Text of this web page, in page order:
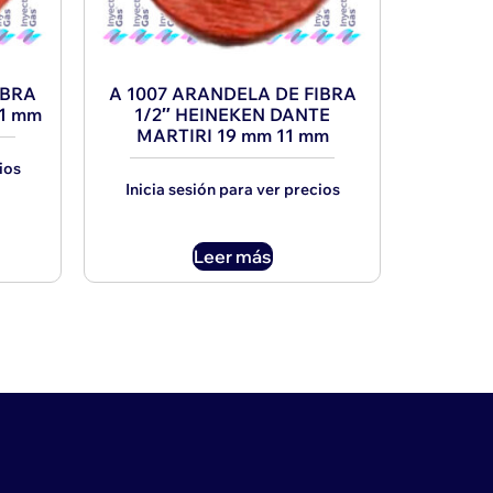
mm
A 1007 ARANDELA DE FIBRA
1/2″ HEINEKEN DANTE
MARTIRI 19 mm 11 mm
Inicia sesión para ver precios
Leer más